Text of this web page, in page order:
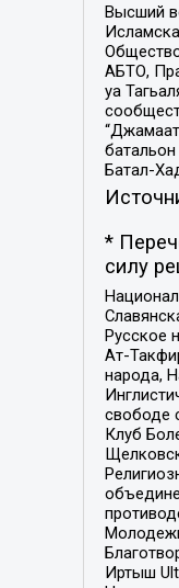
Высший
АБТО,
уа
Батал-
*
силу
Русское
Ат-
народа,
свободе
Клуб
Иртыш